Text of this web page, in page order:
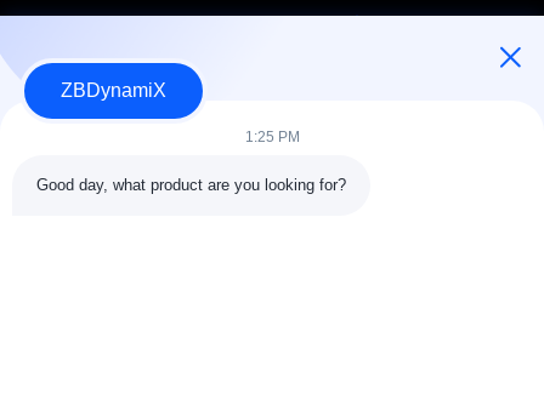
Разработчик и производитель аккумуляторных батарей и
приводов для человекоподобных роботов.
ZBDynamiX
1:25 PM
Good day, what product are you looking for?